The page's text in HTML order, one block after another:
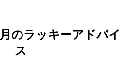
のラッキーアドバイ
ス